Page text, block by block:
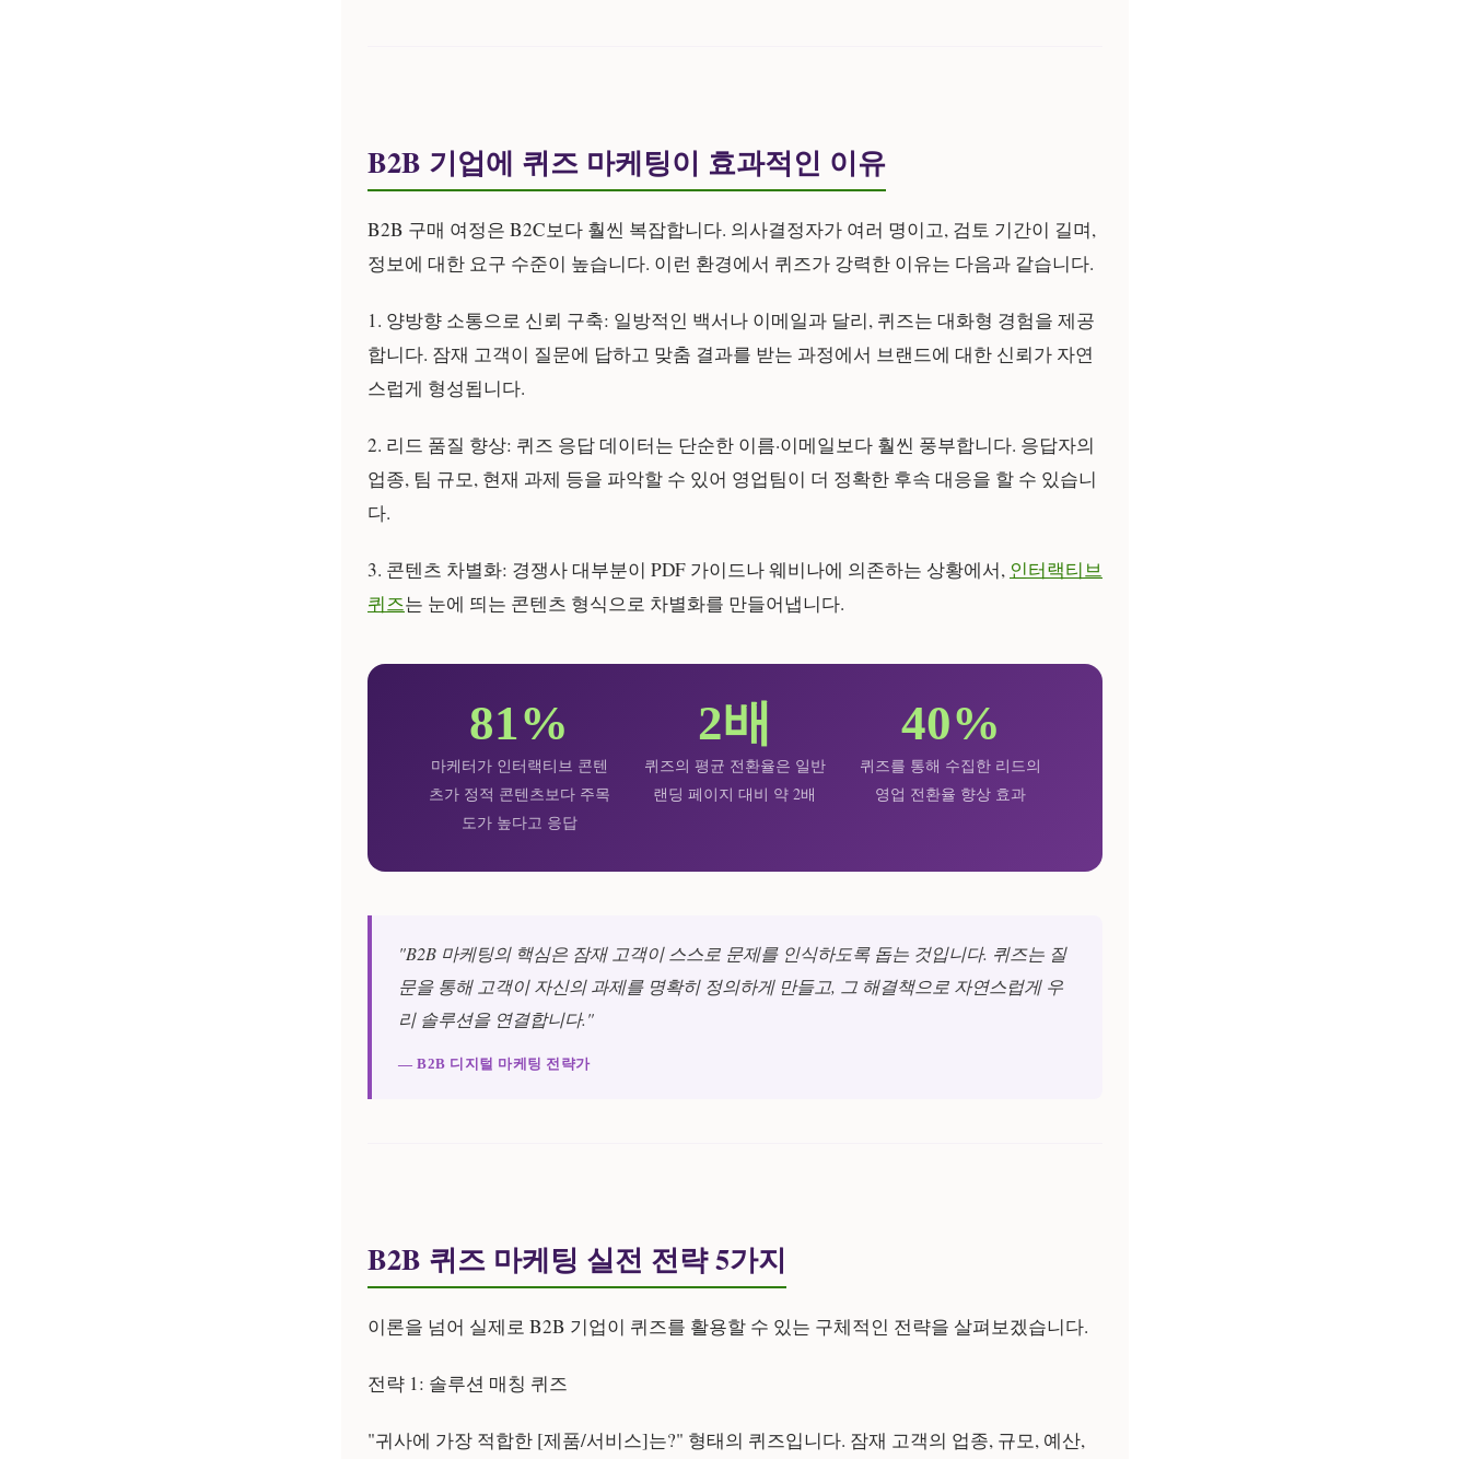
B2B 기업에 퀴즈 마케팅이 효과적인 이유
B2B 구매 여정은 B2C보다 훨씬 복잡합니다. 의사결정자가 여러 명이고, 검토 기간이 길며,
정보에 대한 요구 수준이 높습니다. 이런 환경에서 퀴즈가 강력한 이유는 다음과 같습니다.
1. 양방향 소통으로 신뢰 구축: 일방적인 백서나 이메일과 달리, 퀴즈는 대화형 경험을 제공
합니다. 잠재 고객이 질문에 답하고 맞춤 결과를 받는 과정에서 브랜드에 대한 신뢰가 자연
스럽게 형성됩니다.
2. 리드 품질 향상: 퀴즈 응답 데이터는 단순한 이름·이메일보다 훨씬 풍부합니다. 응답자의
업종, 팀 규모, 현재 과제 등을 파악할 수 있어 영업팀이 더 정확한 후속 대응을 할 수 있습니
다.
3. 콘텐츠 차별화: 경쟁사 대부분이 PDF 가이드나 웨비나에 의존하는 상황에서, 인터랙티브
퀴즈는 눈에 띄는 콘텐츠 형식으로 차별화를 만들어냅니다.
81%
마케터가 인터랙티브 콘텐
츠가 정적 콘텐츠보다 주목
도가 높다고 응답
2배
퀴즈의 평균 전환율은 일반
랜딩 페이지 대비 약 2배
40%
퀴즈를 통해 수집한 리드의
영업 전환율 향상 효과
"B2B 마케팅의 핵심은 잠재 고객이 스스로 문제를 인식하도록 돕는 것입니다. 퀴즈는 질
문을 통해 고객이 자신의 과제를 명확히 정의하게 만들고, 그 해결책으로 자연스럽게 우
리 솔루션을 연결합니다."
— B2B 디지털 마케팅 전략가
B2B 퀴즈 마케팅 실전 전략 5가지
이론을 넘어 실제로 B2B 기업이 퀴즈를 활용할 수 있는 구체적인 전략을 살펴보겠습니다.
전략 1: 솔루션 매칭 퀴즈
"귀사에 가장 적합한 [제품/서비스]는?" 형태의 퀴즈입니다. 잠재 고객의 업종, 규모, 예산,